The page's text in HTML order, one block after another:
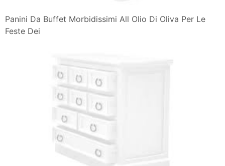
Panini Da Buffet Morbidissimi All Olio Di Oliva Per Le
Feste Dei